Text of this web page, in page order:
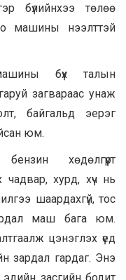
бүлийнхээ төлөө
машины нээлттэй
бүх талын
загвараас унаж
байгальд эерэг
юм.
хөдөлгүүрт
хурд, хүч нь
шаардахгүй, тос
маш бага юм.
цэнэглэх үед
зардал гардаг. Энэ